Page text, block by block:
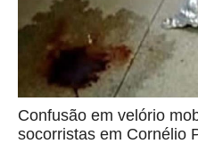
Confusão em velório
socorristas em Cornélio